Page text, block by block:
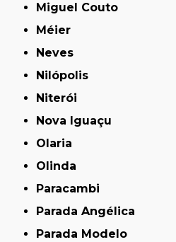
Miguel Couto
Méier
Neves
Nilópolis
Niterói
Nova Iguaçu
Olaria
Olinda
Paracambi
Parada Angélica
Parada Modelo